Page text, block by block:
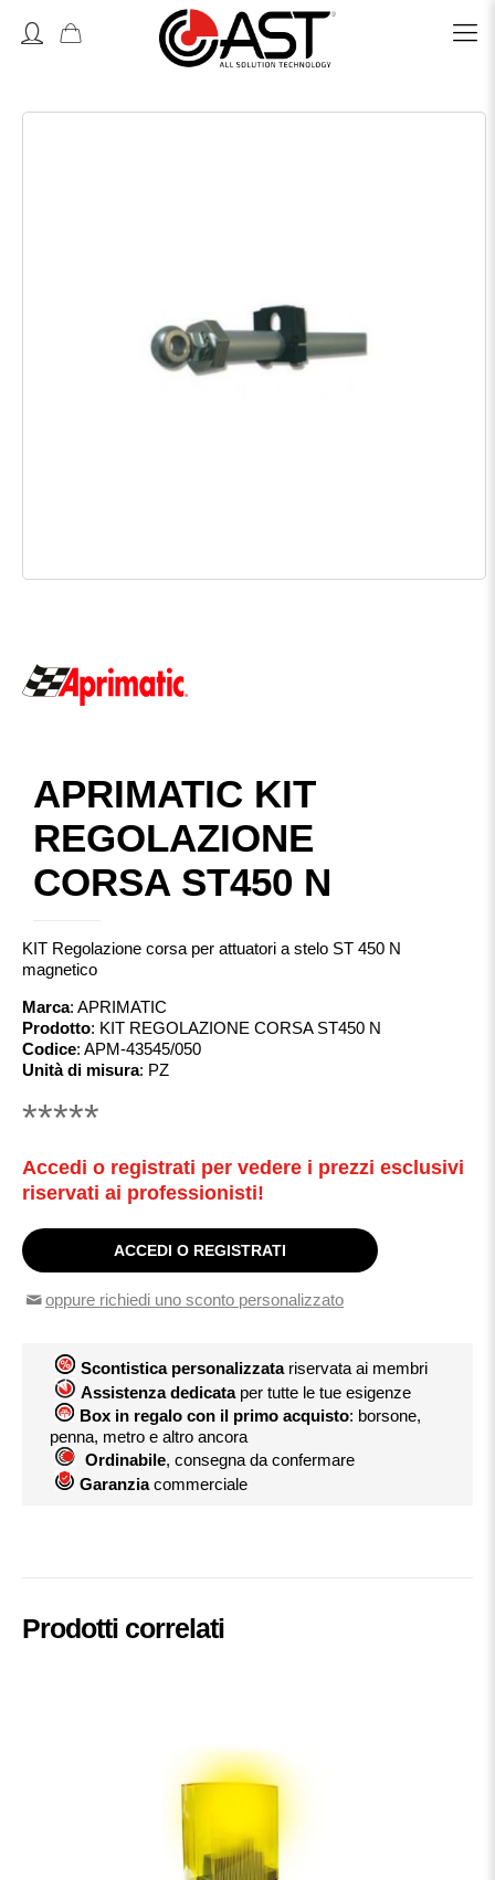
Accedi o Registrati
APRIMATIC KIT
REGOLAZIONE
CORSA ST450 N
KIT Regolazione corsa per attuatori a stelo ST 450 N
magnetico
Marca: APRIMATIC
Prodotto: KIT REGOLAZIONE CORSA ST450 N
Codice: APM-43545/050
Unità di misura: PZ
*****
Accedi o registrati per vedere i prezzi esclusivi
riservati ai professionisti!
ACCEDI O REGISTRATI
oppure richiedi uno sconto personalizzato
Scontistica personalizzatariservata ai membri
Assistenza dedicataper tutte le tue esigenze
Box in regalo con il primo acquisto: borsone,
penna, metro e altro ancora
Ordinabile, consegna da confermare
Garanziacommerciale
Prodotti correlati